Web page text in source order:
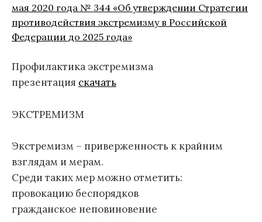
мая 2020 года № 344 «Об утверждении Стратегии
противодействия экстремизму в Российской
Федерации до 2025 года»
Профилактика экстремизма
презентация скачать
ЭКСТРЕМИЗМ
Экстремизм – приверженность к крайним
взглядам и мерам.
Среди таких мер можно отметить:
провокацию беспорядков
гражданское неповиновение